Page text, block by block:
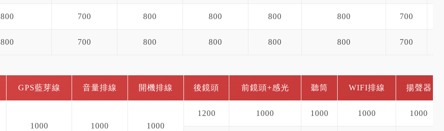
800 700 800 800 800 800 700
800 700 800 800 800 800 700
GPS藍芽線 音量排線 開機排線 後鏡頭 前鏡頭+感光 聽筒 WIFI排線 揚聲器
1000 1000 1000
1200 1000 1000 1000 1000